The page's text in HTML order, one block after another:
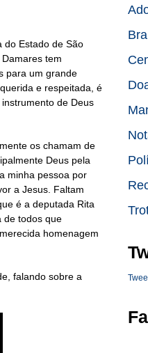
do Estado de São
tem
para um grande
e respeitada, é
de Deus
os chamam de
Deus pela
minha pessoa por
a Jesus. Faltam
é a deputada Rita
de todos que
homenagem
falando sobre a